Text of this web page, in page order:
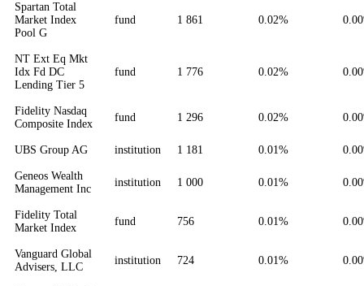
Spartan Total
Market Index
Pool G
fund 1 861 0.02%
NT Ext Eq Mkt
Idx Fd DC
Lending Tier 5
fund 1 776 0.02%
Fidelity Nasdaq
Composite Index
fund 1 296 0.02%
UBS Group AG institution 1 181 0.01%
Geneos Wealth
Management Inc
institution 1 000 0.01%
Fidelity Total
Market Index
fund 756 0.01%
Vanguard Global
Advisers, LLC
institution 724 0.01%